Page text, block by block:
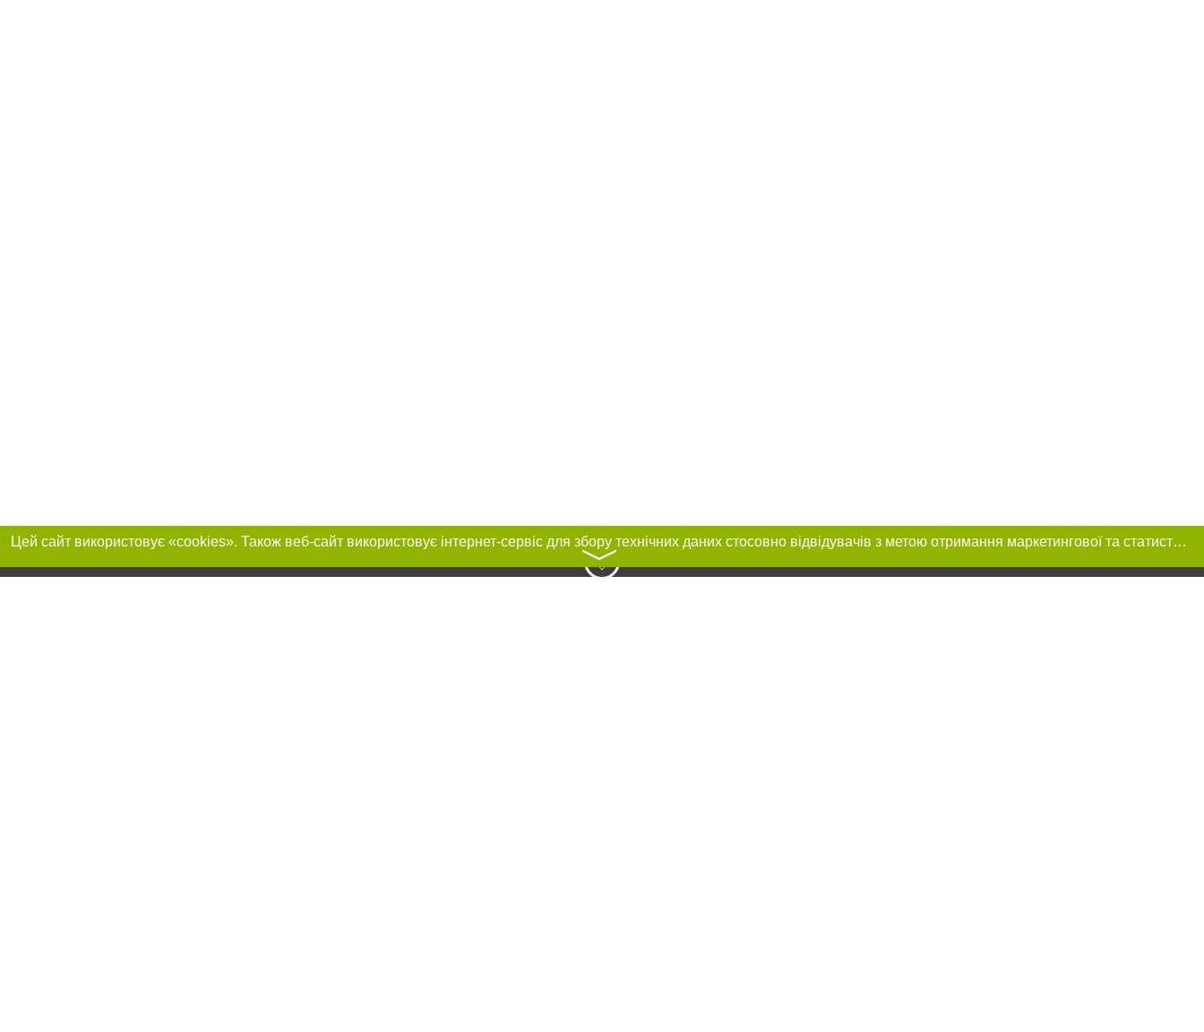
Цей сайт використовує «cookies». Також веб-сайт використовує інтернет-сервіс для збору технічних даних стосовно відвідувачів з метою отримання маркетингової та статистичної інформації. Умови обробки даних відвідувачів сайту див.
〉